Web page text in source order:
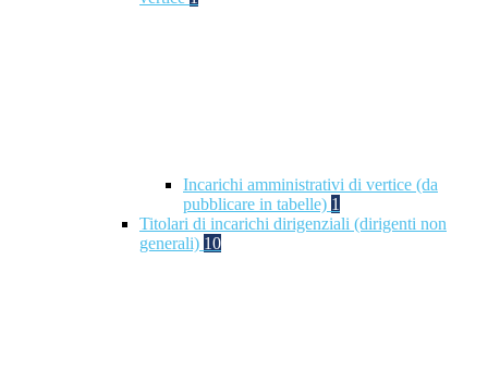
Incarichi amministrativi di vertice (da
pubblicare in tabelle) 1
Titolari di incarichi dirigenziali (dirigenti non
generali) 10